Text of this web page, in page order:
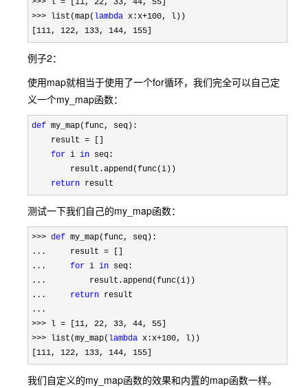
>>> l = [11, 22, 33, 44, 55
>>> list(map( lambda x:x+100, l))
111, 122, 133, 144, 155]
例子2：
使用map就相当于使用了一个for循环，我们完全可以自己定
义一个my_map函数：
def my_map(func, seq):
    result
=
for i in seq:
        result.append(func(i))
return result
测试一下我们自己的my_map函数：
>>> def my_map(func, seq):
...     result =
... for i in seq:
...         result.append(func(i))
... return result
>>> l = [11, 22, 33, 44, 55
>>> list(my_map( lambda x:x+100, l))
111, 122, 133, 144, 155]
我们自定义的my_map函数的效果和内置的map函数一样。